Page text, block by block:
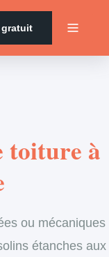
gratuit
toiture à
ou mécaniques
étanches aux